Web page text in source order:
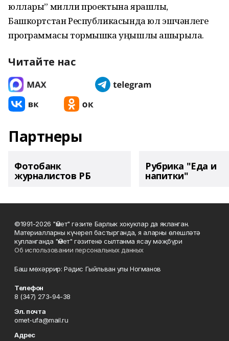
юллары” милли проектына ярашлы,
Башкортстан Республикасында юл эшчәнлеге
программасы тормышка уңышлы ашырыла.
Читайте нас
Партнеры
Фотобанк
журналистов РБ
Рубрика "Еда и
напитки"
©1991-2026 "Өмет" гәзите Барлык хокуклар да якланган.
Материалларны күчереп бастырганда, я аларны өлешләтә
кулланганда "Өмет" гәзитенә сылтанма ясау мәҗбүри
Об использовании персональных данных
Баш мөхәррир: Рәдис Гыйльван улы Ногманов
Телефон
8 (347) 273-94-38
Эл. почта
omet-ufa@mail.ru
Адрес